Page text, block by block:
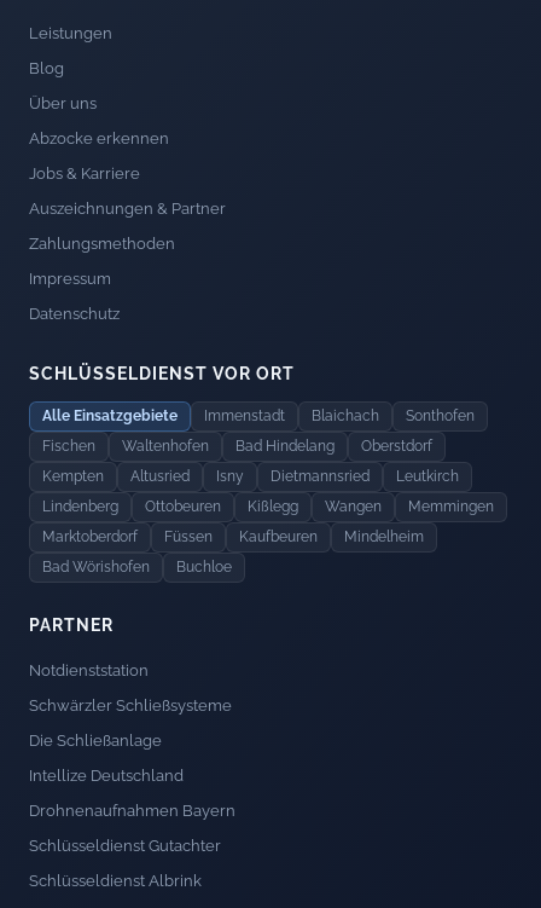
Leistungen
Blog
Über uns
Abzocke erkennen
Jobs & Karriere
Auszeichnungen & Partner
Zahlungsmethoden
Impressum
Datenschutz
SCHLÜSSELDIENST VOR ORT
Alle Einsatzgebiete Immenstadt Blaichach
Sonthofen
Fischen
Waltenhofen Bad Hindelang
Oberstdorf
Kempten
Altusried Isny Dietmannsried
Leutkirch
Lindenberg
Ottobeuren Kißlegg Wangen
Memmingen
Marktoberdorf
Füssen Kaufbeuren
Mindelheim
Bad Wörishofen
Buchloe
PARTNER
Notdienststation
Schwärzler Schließsysteme
Die Schließanlage
Intellize Deutschland
Drohnenaufnahmen Bayern
Schlüsseldienst Gutachter
Schlüsseldienst Albrink